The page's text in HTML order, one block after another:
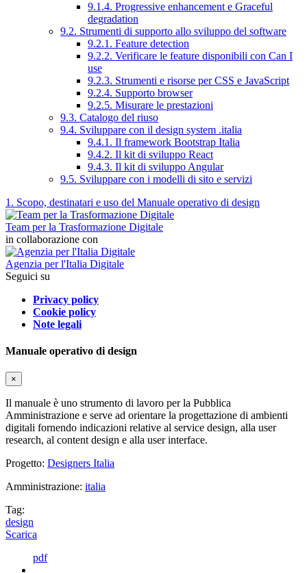
9.1.4. Progressive enhancement e Graceful
degradation
9.2. Strumenti di supporto allo sviluppo del software
9.2.1. Feature detection
9.2.2. Verificare le feature disponibili con Can I
use
9.2.3. Strumenti e risorse per CSS e JavaScript
9.2.4. Supporto browser
9.2.5. Misurare le prestazioni
9.3. Catalogo del riuso
9.4. Sviluppare con il design system .italia
9.4.1. Il framework Bootstrap Italia
9.4.2. Il kit di sviluppo React
9.4.3. Il kit di sviluppo Angular
9.5. Sviluppare con i modelli di sito e servizi
1. Scopo, destinatari e uso del Manuale operativo di design
Team per la Trasformazione Digitale
in collaborazione con
Agenzia per l'Italia Digitale
Seguici su
Privacy policy
Cookie policy
Note legali
Manuale operativo di design
×
Il manuale è uno strumento di lavoro per la Pubblica
Amministrazione e serve ad orientare la progettazione di ambienti
digitali fornendo indicazioni relative al service design, alla user
research, al content design e alla user interface.
Progetto: Designers Italia
Amministrazione: italia
Tag:
design
Scarica
pdf